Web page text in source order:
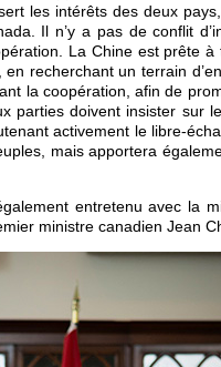
les intérêts des deux
Il n’y a pas de conflit
La Chine est prête
recherchant un terrain
la coopération, afin de
parties doivent insister sur
activement le libre-
mais apportera
entretenu avec la
ministre canadien Jean